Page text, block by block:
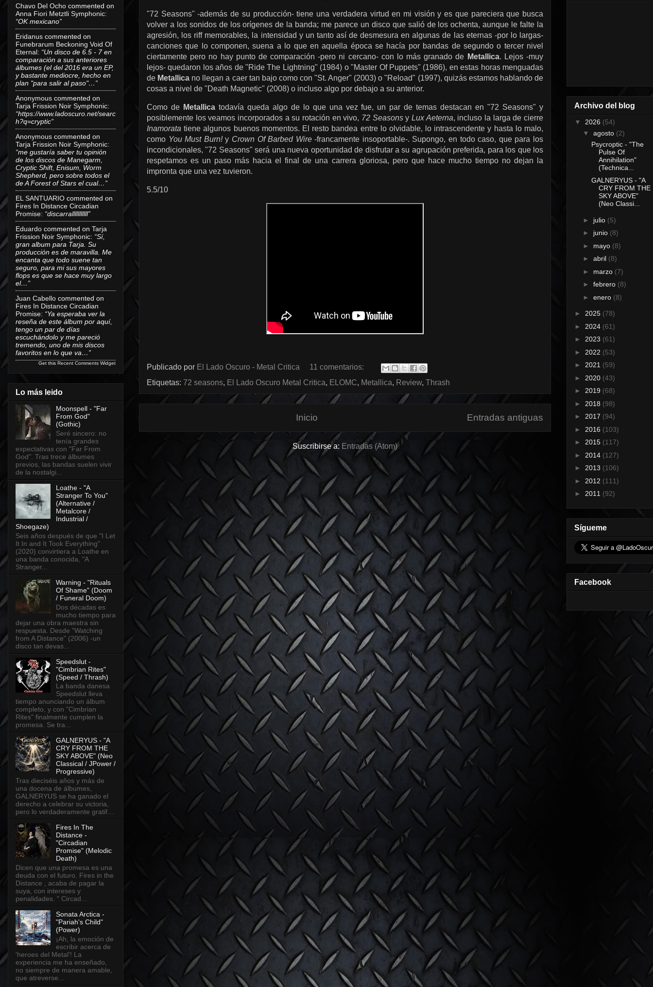
"72 Seasons"-además de su producción-tiene una verdadera virtud en mi visión y es que pareciera que busca
volver a los sonidos de los orígenes de la banda; me parece un disco que salió de los ochenta, aunque le falte la
agresión, los riff memorables, la intensidad y un tanto así de desmesura en algunas de las eternas -por lo largas-
canciones que lo componen, suena a lo que en aquella época se hacía por bandas de segundo o tercer nivel
ciertamente pero no hay punto de comparación -pero ni cercano- con lo más granado de Metallica. Lejos -muy
lejos- quedaron los años de "Ride The Lightning" (1984) o "Master Of Puppets" (1986), en estas horas menguadas
de Metallica no llegan a caer tan bajo como con "St. Anger" (2003) o "Reload" (1997), quizás estamos hablando de
cosas a nivel de "Death Magnetic" (2008) o incluso algo por debajo a su anterior.
Como de Metallicatodavía queda algo de lo que una vez fue, un par de temas destacan en "72 Seasons" y
posiblemente los veamos incorporados a su rotación en vivo, 72 SeasonsyLux Aeterna, incluso la larga de cierre
Inamorata tiene algunos buenos momentos. El resto bandea entre lo olvidable, lo intrascendente y hasta lo malo,
como You Must Burn!y Crown Of Barbed Wire-francamente insoportable-. Supongo, en todo caso, que para los
incondicionales, "72 Seasons" será una nueva oportunidad de disfrutar a su agrupación preferida, para los que los
respetamos es un paso más hacia el final de una carrera gloriosa, pero que hace mucho tiempo no dejan la
impronta que una vez tuvieron.
5.5/10
Publicado por El Lado Oscuro - Metal Critica
11 comentarios:
Etiquetas: 72 seasons, El Lado Oscuro Metal Critica, ELOMC, Metallica, Review, Thrash
Entradas antiguas
Inicio
Suscribirse a: Entradas (Atom)
Chavo Del Ocho commented on
Anna Fiori Metztli Symphonic:
“OK mexicano”
Eridanus commented on
Funebrarum Beckoning Void Of
Eternal: “Un disco de 6.5 - 7 en
comparación a sus anteriores
álbumes (el del 2016 era un EP,
y bastante mediocre, hecho en
plan "para salir al paso"…”
Anonymous commented on
Tarja Frission Noir Symphonic:
“https://www.ladoscuro.net/searc
h?q=cryptic”
Anonymous commented on
Tarja Frission Noir Symphonic:
“me gustaría saber tu opinión
de los discos de Manegarm,
Cryptic Shift, Enisum, Worm
Shepherd, pero sobre todos el
de A Forest of Stars el cual…”
EL SANTUARIO commented on
Fires In Distance Circadian
Promise: “discarralllllllllll”
Eduardo commented on Tarja
Frission Noir Symphonic: “Sí,
gran album para Tarja. Su
producción es de maravilla. Me
encanta que todo suene tan
seguro, para mi sus mayores
flops es que se hace muy largo
el…”
Juan Cabello commented on
Fires In Distance Circadian
Promise: “Ya esperaba ver la
reseña de este álbum por aquí,
tengo un par de días
escuchándolo y me pareció
tremendo, uno de mis discos
favoritos en lo que va…”
Get this Recent Comments Widget
Lo más leido
Moonspell - "Far
From God"
(Gothic)
Seré sincero: no
tenía grandes
expectativas con "Far From
God". Tras trece álbumes
previos, las bandas suelen vivir
de la nostalgi...
Loathe - "A
Stranger To You"
(Alternative /
Metalcore /
Industrial /
Shoegaze)
Seis años después de que "I Let
It In and It Took Everything"
(2020) convirtiera a Loathe en
una banda conocida, "A
Stranger...
Warning - "Rituals
Of Shame" (Doom
/ Funeral Doom)
Dos décadas es
mucho tiempo para
dejar una obra maestra sin
respuesta. Desde "Watching
from A Distance" (2006) -un
disco tan devas...
Speedslut -
"Cimbrian Rites"
(Speed / Thrash)
La banda danesa
Speedslut lleva
tiempo anunciando un álbum
completo, y con "Cimbrian
Rites" finalmente cumplen la
promesa. Se tra...
GALNERYUS - "A
CRY FROM THE
SKY ABOVE" (Neo
Classical / JPower /
Progressive)
Tras dieciséis años y más de
una docena de álbumes,
GALNERYUS se ha ganado el
derecho a celebrar su victoria,
pero lo verdaderamente gratif...
Fires In The
Distance -
"Circadian
Promise" (Melodic
Death)
Dicen que una promesa es una
deuda con el futuro. Fires in the
Distance , acaba de pagar la
suya, con intereses y
penalidades. " Circad...
Sonata Arctica -
"Pariah's Child"
(Power)
¡Ah, la emoción de
escribir acerca de
'heroes del Metal'! La
experiencia me ha enseñado,
no siempre de manera amable,
que atreverse...
Archivo del blog
▼ 2026 (54)
▼ agosto (2)
Psycroptic - "The
Pulse Of
Annihilation"
(Technica...
GALNERYUS - "A
CRY FROM THE
SKY ABOVE"
(Neo Classi...
► julio (5)
► junio (8)
► mayo (8)
► abril (8)
► marzo (7)
► febrero (8)
► enero (8)
► 2025 (78)
► 2024 (61)
► 2023 (61)
► 2022 (53)
► 2021 (59)
► 2020 (43)
► 2019 (68)
► 2018 (98)
► 2017 (94)
► 2016 (103)
► 2015 (117)
► 2014 (127)
► 2013 (106)
► 2012 (111)
► 2011 (92)
Sígueme
Facebook